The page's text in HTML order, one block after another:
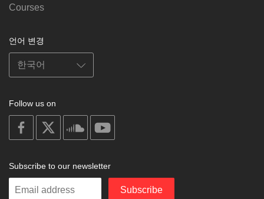
Courses
언어 변경
Follow us on
on
facebook
soundcloud
Subscribe to our newsletter
Enter
Subscribe